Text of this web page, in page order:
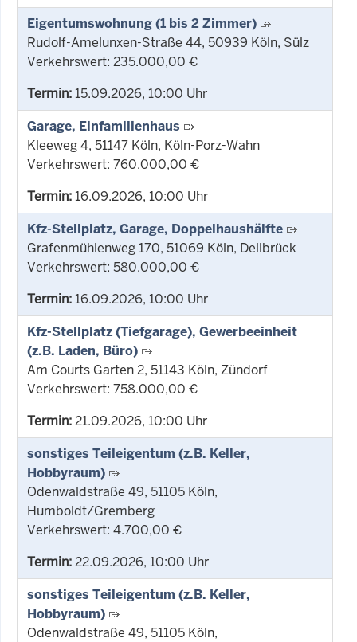
Eigentumswohnung (1 bis 2 Zimmer)
Rudolf-Amelunxen-Straße 44, 50939 Köln, Sülz
Verkehrswert: 235.000,00 €
Termin:15.09.2026, 10:00 Uhr
Garage, Einfamilienhaus
Kleeweg 4, 51147 Köln, Köln-Porz-Wahn
Verkehrswert: 760.000,00 €
Termin:16.09.2026, 10:00 Uhr
Kfz-Stellplatz, Garage, Doppelhaushälfte
Grafenmühlenweg 170, 51069 Köln, Dellbrück
Verkehrswert: 580.000,00 €
Termin:16.09.2026, 10:00 Uhr
Kfz-Stellplatz (Tiefgarage), Gewerbeeinheit
(z.B. Laden, Büro)
Am Courts Garten 2, 51143 Köln, Zündorf
Verkehrswert: 758.000,00 €
Termin:21.09.2026, 10:00 Uhr
sonstiges Teileigentum (z.B. Keller,
Hobbyraum)
Odenwaldstraße 49, 51105 Köln,
Humboldt/Gremberg
Verkehrswert: 4.700,00 €
Termin:22.09.2026, 10:00 Uhr
sonstiges Teileigentum (z.B. Keller,
Hobbyraum)
Odenwaldstraße 49, 51105 Köln,